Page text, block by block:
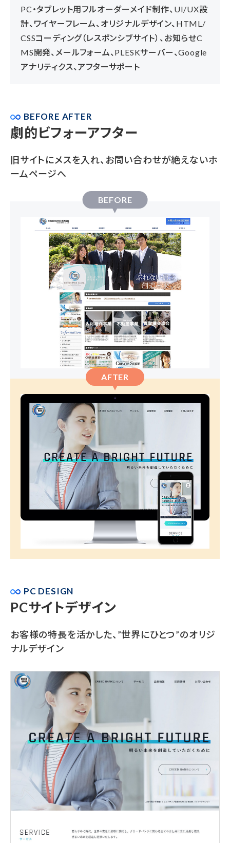
PC・タブレット用フルオーダーメイド制作、UI/UX設
計、ワイヤーフレーム、オリジナルデザイン、HTML/
CSSコーディング（レスポンシブサイト）、お知らせC
MS開発、メールフォーム、PLESKサーバー、Google
アナリティクス、アフターサポート
BEFORE AFTER
劇的ビフォーアフター
旧サイトにメスを入れ、お問い合わせが絶えないホ
ームページへ
BEFORE
AFTER
PC DESIGN
PCサイトデザイン
お客様の特長を活かした、”世界にひとつ”のオリジ
ナルデザイン